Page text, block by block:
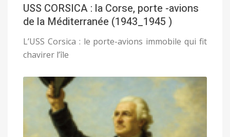
USS CORSICA : la Corse, porte -avions
de la Méditerranée (1943_1945 )
L’USS Corsica : le porte-avions immobile qui fit
chavirer l’île